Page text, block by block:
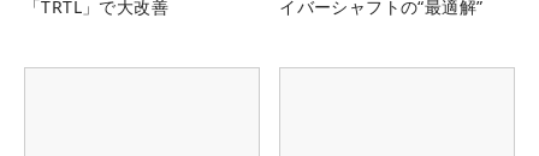
「TRTL」で大改善
イバーシャフトの“最適解”